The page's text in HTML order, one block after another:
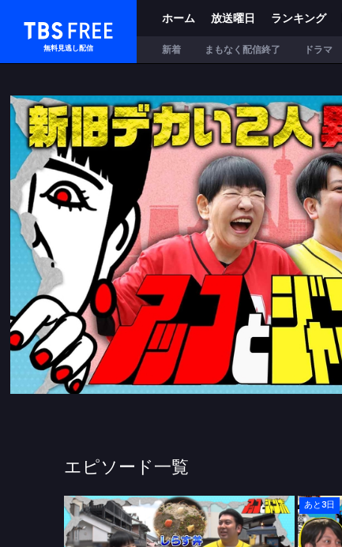
TBS FREE
無料見逃し配信
ホーム 放送曜日 ランキング
新着 まもなく配信終了 ドラマ
エピソード一覧
あと3日